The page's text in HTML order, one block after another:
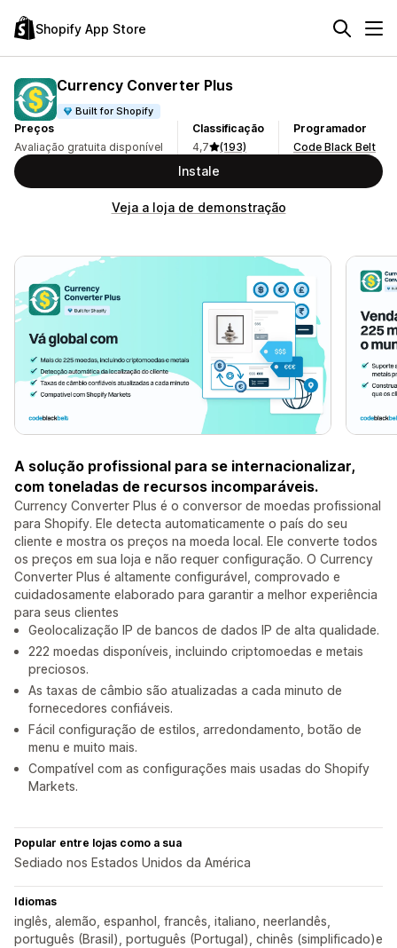
Shopify App Store
Currency Converter Plus
Built for Shopify
Preços
Avaliação gratuita disponível
Classificação
4,7
(193)
Programador
Code Black Belt
Instale
Veja a loja de demonstração
A solução profissional para se internacionalizar,
com toneladas de recursos incomparáveis.
Currency Converter Plus é o conversor de moedas profissional
para Shopify. Ele detecta automaticamente o país do seu
cliente e mostra os preços na moeda local. Ele converte todos
os preços em sua loja e não requer configuração. O Currency
Converter Plus é altamente configurável, comprovado e
cuidadosamente elaborado para garantir a melhor experiência
para seus clientes
Geolocalização IP de bancos de dados IP de alta qualidade.
222 moedas disponíveis, incluindo criptomoedas e metais
preciosos.
As taxas de câmbio são atualizadas a cada minuto de
fornecedores confiáveis.
Fácil configuração de estilos, arredondamento, botão de
menu e muito mais.
Compatível com as configurações mais usadas do Shopify
Markets.
Popular entre lojas como a sua
Sediado nos Estados Unidos da América
Idiomas
inglês, alemão, espanhol, francês, italiano, neerlandês,
português (Brasil), português (Portugal), chinês (simplificado)e